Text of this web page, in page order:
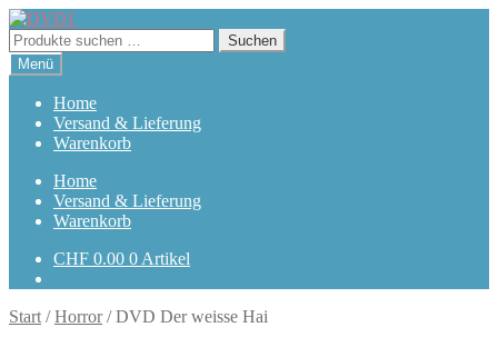
Zur
Navigation
springen
Zum
Inhalt
springen
Suchen
nach:
Suchen
Menü
Home
Versand & Lieferung
Warenkorb
Home
Versand & Lieferung
Warenkorb
CHF 0.00 0 Artikel
Start /Horror/DVD Der weisse Hai